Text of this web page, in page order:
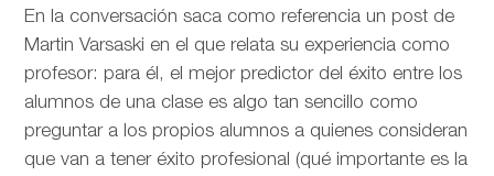
En la conversación saca como referencia un post de
Martin Varsaski en el que relata su experiencia como
profesor: para él, el mejor predictor del éxito entre los
alumnos de una clase es algo tan sencillo como
preguntar a los propios alumnos a quienes consideran
que van a tener éxito profesional (qué importante es la